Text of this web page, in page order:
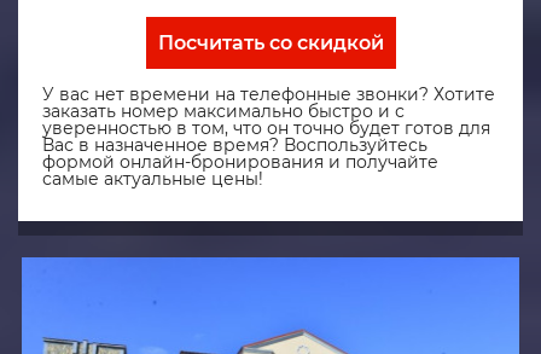
Посчитать со скидкой
У вас нет времени на телефонные звонки? Хотите
заказать номер максимально быстро и с
уверенностью в том, что он точно будет готов для
Вас в назначенное время? Воспользуйтесь
формой онлайн-бронирования и получайте
самые актуальные цены!